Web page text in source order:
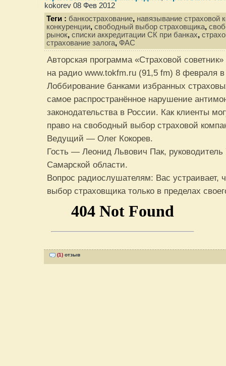
kokorev 08 Фев 2012
Теги : банкострахование, навязывание страховой
конкуренции, свободный выбор страховщика,
рынок, списки аккредитации СК при банках,
страхование залога, ФАС
Авторская программа «Страховой советник»
на радио www.tokfm.ru (91,5 fm) 8 февраля в
Лоббирование банками избранных
самое распространённое нарушение
законодательства в России. Как клиенты
право на свободный выбор страховой
Ведущий — Олег Кокорев.
Гость — Леонид Львович Пак,
Самарской области.
Вопрос радиослушателям: Вас устраивает,
выбор страховщика только в пределах
(1) отзыв